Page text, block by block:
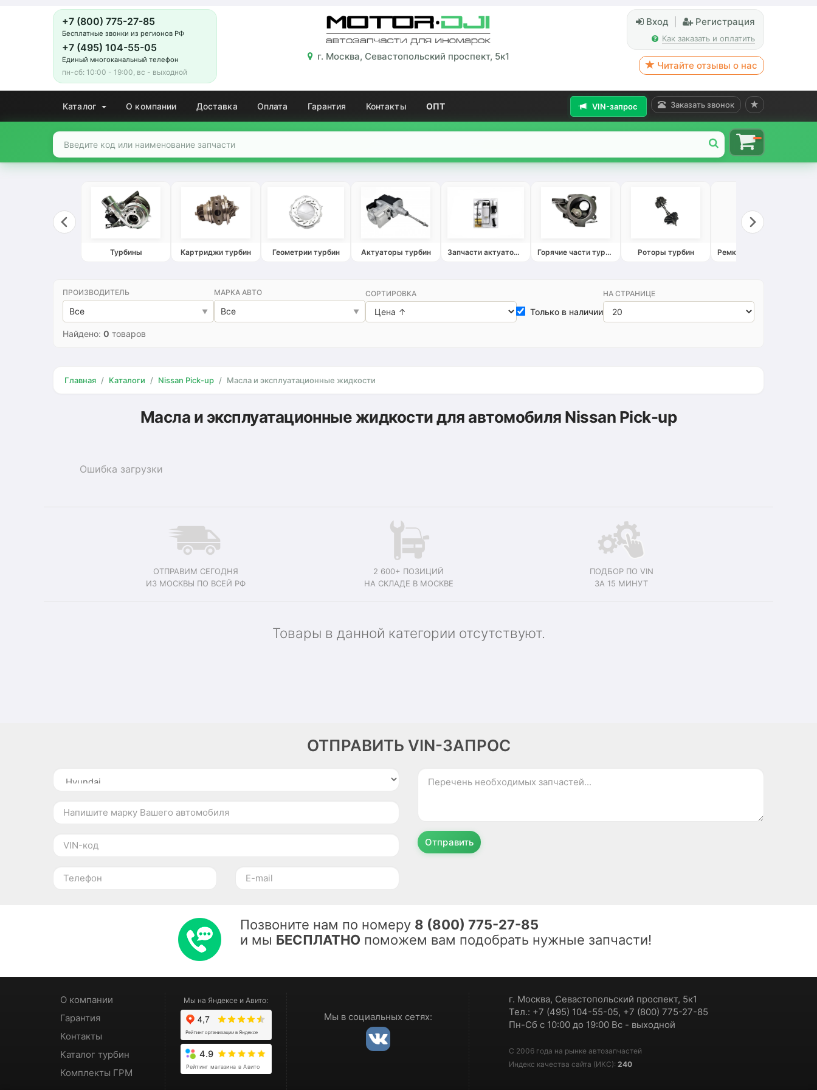
+7 (800) 775-27-85
Бесплатные звонки из регионов РФ
+7 (495) 104-55-05
Единый многоканальный телефон
пн-сб: 10:00 - 19:00, вс - выходной
г. Москва, Севастопольский проспект, 5к1
Вход Регистрация
Как заказать и оплатить
Читайте отзывы о нас
Каталог О компании Доставка Оплата Гарантия Контакты ОПТ Заказать звонок
VIN-запрос
Турбины Картриджи турбин Геометрии турбин Актуаторы турбин Запчасти актуаторов турбин Горячие части турбин Роторы турбин
ПРОИЗВОДИТЕЛЬ
Все
МАРКА АВТО
Все
СОРТИРОВКА
Только в наличии
НА СТРАНИЦЕ
Найдено: 0 товаров
Главная Каталоги Nissan Pick-up Масла и эксплуатационные жидкости
Масла и эксплуатационные жидкости для автомобиля Nissan Pick-up
Ошибка загрузки
ОТПРАВИМ СЕГОДНЯ
ИЗ МОСКВЫ ПО ВСЕЙ РФ
2 600+ ПОЗИЦИЙ
НА СКЛАДЕ В МОСКВЕ
ПОДБОР ПО VIN
ЗА 15 МИНУТ
Товары в данной категории отсутствуют.
ОТПРАВИТЬ VIN-ЗАПРОС
Отправить
Позвоните нам по номеру 8 (800) 775-27-85
и мы БЕСПЛАТНО поможем вам подобрать нужные запчасти!
О компании
Гарантия
Контакты
Каталог турбин
Комплекты ГРМ
Мы на Яндексе и Авито:
4.9
Рейтинг магазина в Авито
Мы в социальных сетях:
г. Москва, Севастопольский проспект, 5к1
Тел.: +7 (495) 104-55-05, +7 (800) 775-27-85
Пн-Сб с 10:00 до 19:00 Вс - выходной
С 2006 года на рынке автозапчастей
Индекс качества сайта (ИКС): 240